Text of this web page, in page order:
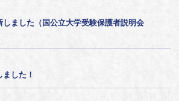
しました（国公立大学受験保護者説明会
した！